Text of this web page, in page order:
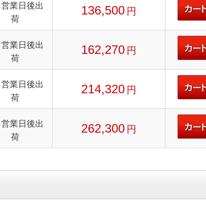
営業日後出
荷
136,500 円
営業日後出
荷
162,270 円
営業日後出
荷
214,320 円
営業日後出
荷
262,300 円